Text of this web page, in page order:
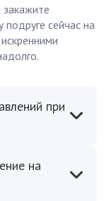
подруге сейчас на
при
на